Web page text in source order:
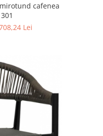
cafenea
Lei